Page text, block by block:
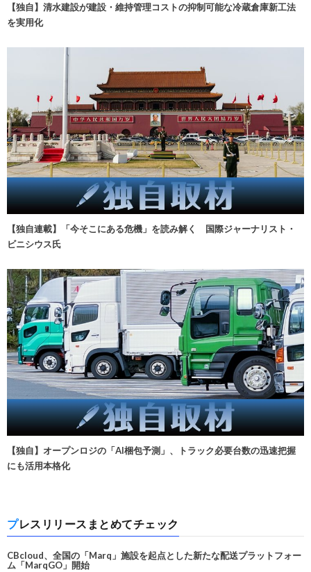
【独自】清水建設が建設・維持管理コストの抑制可能な冷蔵倉庫新工法
を実用化
【独自連載】「今そこにある危機」を読み解く 国際ジャーナリスト・
ビニシウス氏
【独自】オープンロジの「AI梱包予測」、トラック必要台数の迅速把握
にも活用本格化
プレスリリースまとめてチェック
CBcloud、全国の「Marq」施設を起点とした新たな配送プラットフォー
ム「MarqGO」開始